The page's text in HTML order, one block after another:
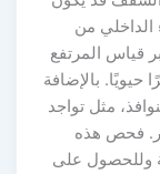
الداخلي من
قياس المرتفع
حيويًا. بالإضافة
مثل تواجد
فحص هذه
وللحصول على